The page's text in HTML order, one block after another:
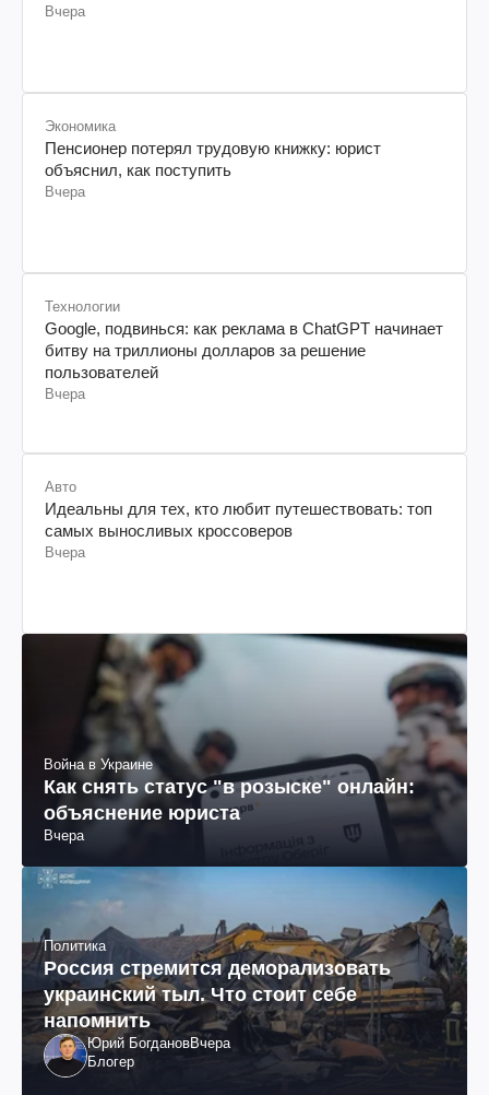
Вчера
Экономика
Пенсионер потерял трудовую книжку: юрист
объяснил, как поступить
Вчера
Технологии
Google, подвинься: как реклама в ChatGPT начинает
битву на триллионы долларов за решение
пользователей
Вчера
Авто
Идеальны для тех, кто любит путешествовать: топ
самых выносливых кроссоверов
Вчера
Война в Украине
Как снять статус "в розыске" онлайн:
объяснение юриста
Вчера
Политика
Россия стремится деморализовать
украинский тыл. Что стоит себе
напомнить
Юрий БогдановВчера
Блогер